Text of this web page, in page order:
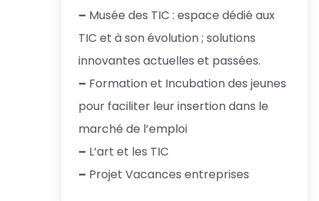
– Musée des TIC : espace dédié aux
TIC et à son évolution ; solutions
innovantes actuelles et passées.
– Formation et Incubation des jeunes
pour faciliter leur insertion dans le
marché de l’emploi
– L’art et les TIC
– Projet Vacances entreprises